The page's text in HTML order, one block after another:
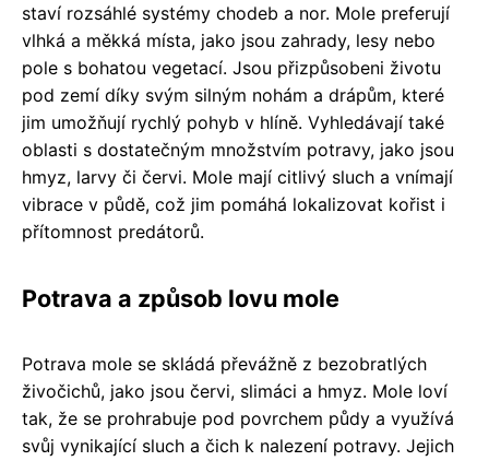
staví rozsáhlé systémy chodeb a nor. Mole preferují
vlhká a měkká místa, jako jsou zahrady, lesy nebo
pole s bohatou vegetací. Jsou přizpůsobeni životu
pod zemí díky svým silným nohám a drápům, které
jim umožňují rychlý pohyb v hlíně. Vyhledávají také
oblasti s dostatečným množstvím potravy, jako jsou
hmyz, larvy či červi. Mole mají citlivý sluch a vnímají
vibrace v půdě, což jim pomáhá lokalizovat kořist i
přítomnost predátorů.
Potrava a způsob lovu mole
Potrava mole se skládá převážně z bezobratlých
živočichů, jako jsou červi, slimáci a hmyz. Mole loví
tak, že se prohrabuje pod povrchem půdy a využívá
svůj vynikající sluch a čich k nalezení potravy. Jejich